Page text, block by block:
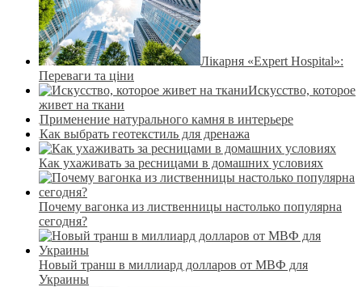
Лікарня «Expert Hospital»:
Переваги та ціни
Искусство, которое
живет на ткани
Применение натурального камня в интерьере
Как выбрать геотекстиль для дренажа
Как ухаживать за ресницами в домашних условиях
Почему вагонка из лиственницы настолько популярна
сегодня?
Новый транш в миллиард долларов от МВФ для
Украины